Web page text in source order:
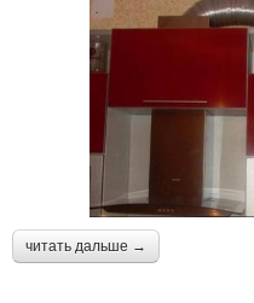
читать дальше →